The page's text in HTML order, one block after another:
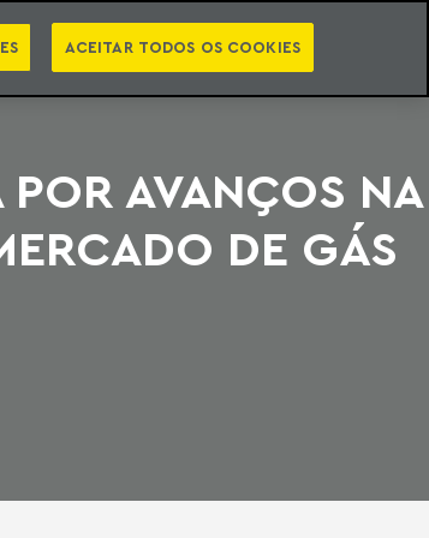
VIDEOCASTS PT EN CATEGORIAS
AVANÇOS NA
DE GÁS
ACEITAR TODOS OS COOKIES